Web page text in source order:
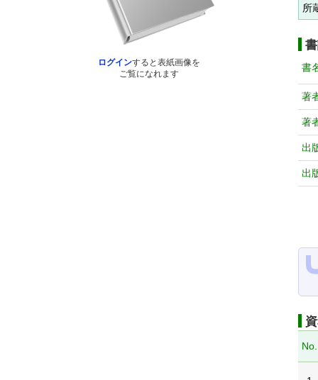
ログインすると表紙画像を
ご覧になれます
所
書
著
著
出
出
No.